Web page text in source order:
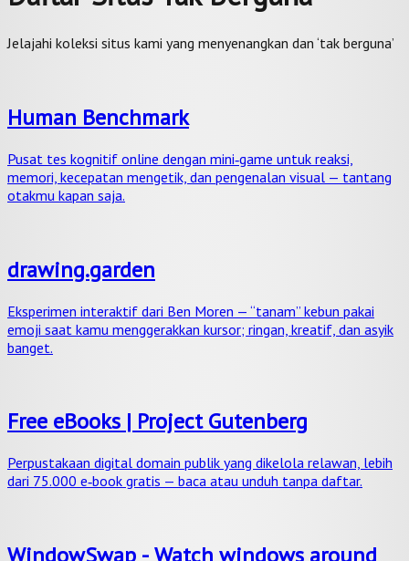
Jelajahi koleksi situs kami yang menyenangkan dan ‘tak berguna’
Human Benchmark
Pusat tes kognitif online dengan mini‑game untuk reaksi,
memori, kecepatan mengetik, dan pengenalan visual — tantang
otakmu kapan saja.
drawing.garden
Eksperimen interaktif dari Ben Moren — “tanam” kebun pakai
emoji saat kamu menggerakkan kursor; ringan, kreatif, dan asyik
banget.
Free eBooks | Project Gutenberg
Perpustakaan digital domain publik yang dikelola relawan, lebih
dari 75.000 e‑book gratis — baca atau unduh tanpa daftar.
WindowSwap - Watch windows around